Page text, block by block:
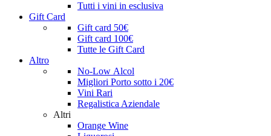
Tutti i vini in esclusiva
Gift Card
Gift card 50€
Gift card 100€
Tutte le Gift Card
Altro
No-Low Alcol
Migliori Porto sotto i 20€
Vini Rari
Regalistica Aziendale
Altri
Orange Wine